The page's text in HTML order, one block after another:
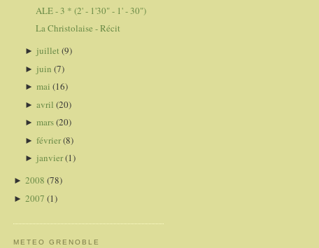
ALE - 3 * (2' - 1'30" - 1' - 30")
La Christolaise - Récit
► juillet (9)
► juin (7)
► mai (16)
► avril (20)
► mars(20)
► février(8)
► janvier(1)
► 2008 (78)
► 2007 (1)
METEO GRENOBLE